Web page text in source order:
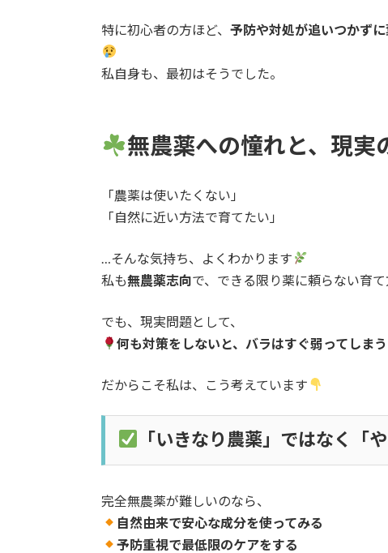
特に初心者の方ほど、予防や対処が追いつかず
私自身も、最初はそうでした。
無農薬への憧れと、現実
「農薬は使いたくない」
「自然に近い方法で育てたい」
…そんな気持ち、よくわかります
私も無農薬志向で、できる限り薬に頼らない育て
でも、現実問題として、
何も対策をしないと、バラはすぐ弱ってしまう
だからこそ私は、こう考えています
「いきなり農薬」ではなく「
完全無農薬が難しいのなら、
自然由来で安心な成分を使ってみる
予防重視で最低限のケアをする